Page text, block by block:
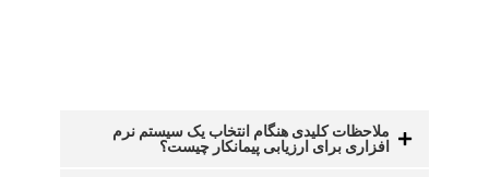
ملاحظات کلیدی هنگام انتخاب یک سیستم نرم
افزاری برای ارزیابی پیمانکار چیست؟